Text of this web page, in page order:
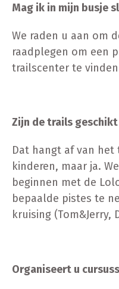
Mag ik in mijn busje
We raden u aan om
raadplegen om een
trailscenter te
Zijn de trails
Dat hangt af van het
kinderen, maar ja.
beginnen met de
bepaalde pistes te
kruising (Tom&Jerry,
Organiseert u